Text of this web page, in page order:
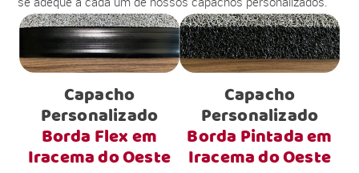
Capacho
Personalizado
Borda Flex em
Iracema do Oeste
Capacho
Personalizado
Borda Pintada em
Iracema do Oeste